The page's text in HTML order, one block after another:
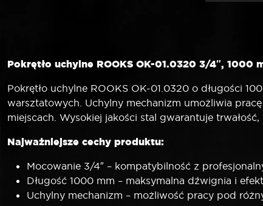
Pokrętło uchylne ROOKS OK-01.0320 3/4″,
Pokrętło uchylne ROOKS OK-01.0320 o długości
warsztatowych. Uchylny mechanizm umożliwia
miejscach. Wysokiej jakości stal gwarantuje
Najważniejsze cechy produktu:
Mocowanie 3/4″ – kompatybilność z
Długość 1000 mm – maksymalna dźwignia i
Uchylny mechanizm – możliwość pracy pod